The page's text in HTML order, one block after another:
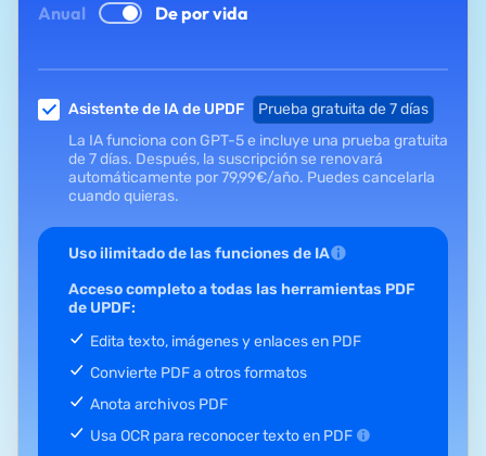
Anual De por vida
Asistente de IA de UPDF
Prueba gratuita de 7 días
La IA funciona con GPT-5 e incluye una prueba gratuita
de 7 días. Después, la suscripción se renovará
automáticamente por79,99€/año. Puedes cancelarla
cuando quieras.
Uso ilimitado de las funciones de IA
Acceso completo a todas las herramientas PDF
de UPDF:
Edita texto, imágenes y enlaces en PDF
Convierte PDF a otros formatos
Anota archivos PDF
Usa OCR para reconocer texto en PDF